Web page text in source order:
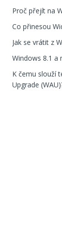
Proč přejít na
Co přinesou
Jak se vrátit z
Windows 8.1 a
K čemu slouží
Upgrade